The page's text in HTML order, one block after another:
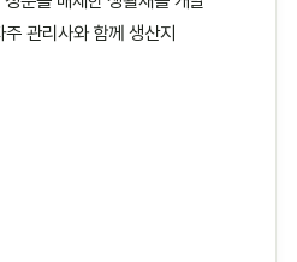
관리사와 함께 생산지